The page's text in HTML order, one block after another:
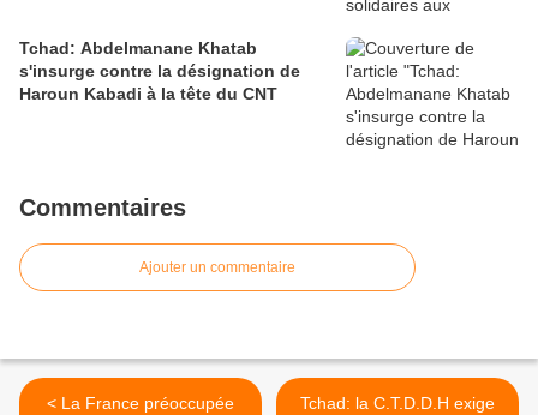
Tchad: Abdelmanane Khatab
s'insurge contre la désignation de
Haroun Kabadi à la tête du CNT
Commentaires
Ajouter un commentaire
< La France préoccupée Tchad: la C.T.D.D.H exige